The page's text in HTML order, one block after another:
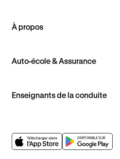
À propos
Auto-école & Assurance
Enseignants de la conduite